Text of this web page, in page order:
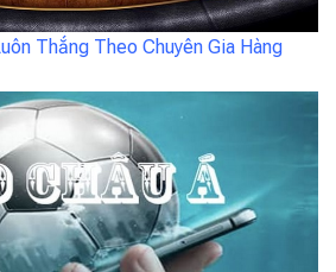
Thắng Theo Chuyên Gia Hàng